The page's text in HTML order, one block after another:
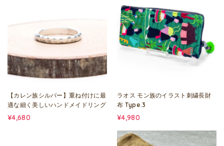
【カレン族シルバー】重ね付けに最
適な細く美しいハンドメイドリング
¥4,680
ラオス モン族のイラスト刺繍長財
布 Type.3
¥4,980